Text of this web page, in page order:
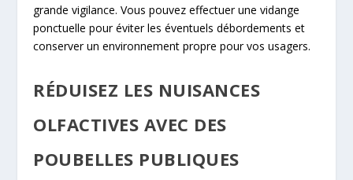
grande vigilance. Vous pouvez effectuer une vidange
ponctuelle pour éviter les éventuels débordements et
conserver un environnement propre pour vos usagers.
RÉDUISEZ LES NUISANCES
OLFACTIVES AVEC DES
POUBELLES PUBLIQUES